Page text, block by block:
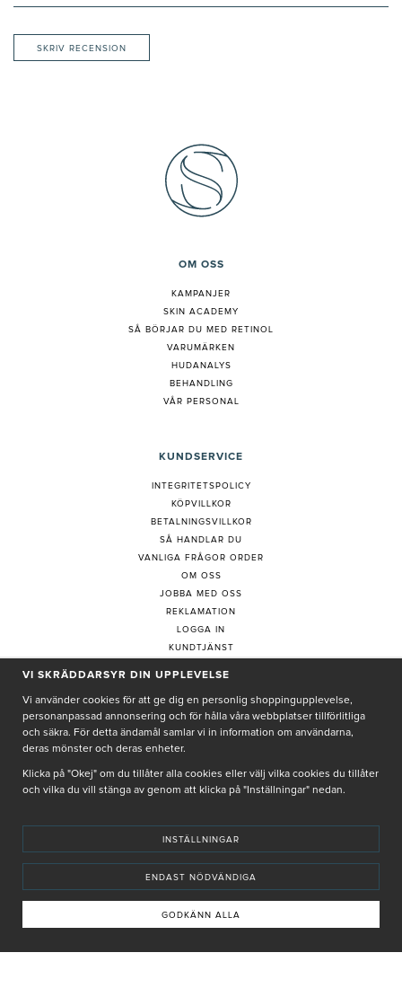
SKRIV RECENSION
OM OSS
KAMPANJER
SKIN ACADEMY
SÅ BÖRJAR DU MED RETINOL
VARUMÄRKEN
HUDANALYS
BEHANDLING
VÅR PERSONAL
KUNDSERVICE
INTEGRITETSPOLICY
KÖPVILLKOR
BETALNINGSVILLKOR
SÅ HANDLAR DU
VANLIGA FRÅGOR ORDER
OM OSS
JOBBA MED OSS
REKLAMATION
LOGGA IN
KUNDTJÄNST
PRENUMERERA PÅ NYHETSBREV
De uppgifter du matar in kommer endast användas till våra nyhetsbrev.
VI SKRÄDDARSYR DIN UPPLEVELSE
Vi använder cookies för att ge dig en personlig shoppingupplevelse,
personanpassad annonsering och för hålla våra webbplatser tillförlitliga
och säkra. För detta ändamål samlar vi in information om användarna,
deras mönster och deras enheter.
Klicka på "Okej" om du tillåter alla cookies eller välj vilka cookies du tillåter
och vilka du vill stänga av genom att klicka på "Inställningar" nedan.
INSTÄLLNINGAR
ENDAST NÖDVÄNDIGA
GODKÄNN ALLA